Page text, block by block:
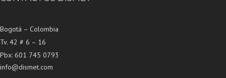
Bogotá – Colombia
Tv. 42 # 6 – 16
Pbx: 601 745 0793
info@dismet.com